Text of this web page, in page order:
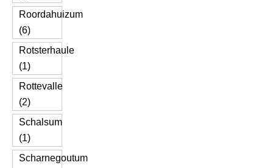
Roordahuizum
(6)
Rotsterhaule
(1)
Rottevalle
(2)
Schalsum
(1)
Scharnegoutum